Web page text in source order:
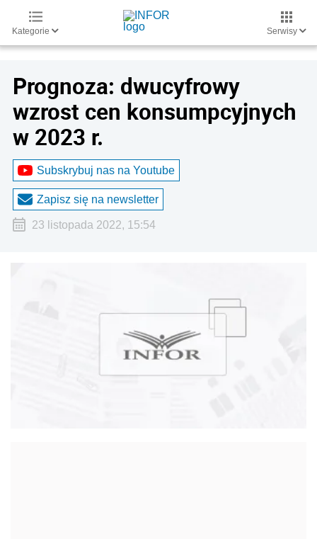
Kategorie Serwisy
Prognoza: dwucyfrowy
wzrost cen konsumpcyjnych
w 2023 r.
Subskrybuj nas na Youtube
Zapisz się na newsletter
23 listopada 2022, 15:54